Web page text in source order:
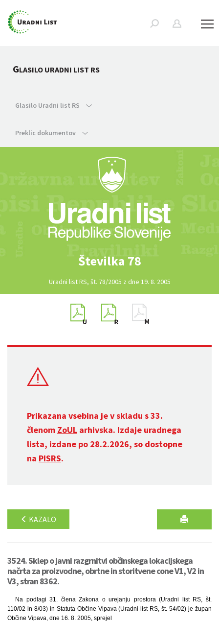
GLASILO URADNI LIST RS
Glasilo Uradni list RS
Preklic dokumentov
Številka 78
Uradni list RS, št. 78/2005 z dne 19. 8. 2005
Prikazana vsebina je v skladu s 33.
členom ZoUL arhivska. Izdaje uradnega
lista, izdane po 28.2.2026, so dostopne
na PISRS.
KAZALO
3524. Sklep o javni razgrnitvi občinskega lokacijskega
načrta za proizvodne, obrtne in storitvene cone V1, V2 in
V3, stran 8362.
Na podlagi 31. člena Zakona o urejanju prostora (Uradni list RS, št.
110/02 in 8/03) in Statuta Občine Vipava (Uradni list RS, št. 54/02) je župan
Občine Vipava, dne 16. 8. 2005, sprejel